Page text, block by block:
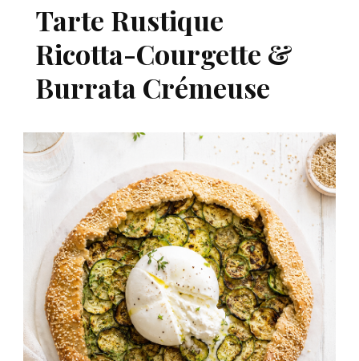
Tarte Rustique
Ricotta-Courgette &
Burrata Crémeuse